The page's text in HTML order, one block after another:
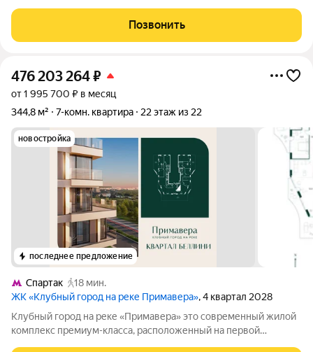
Покровское-Стрешнево. Под панорамными окнами квартир
находится собственный экопарк с
Позвонить
476 203 264₽
от 1 995 700 ₽ в месяц
344,8 м²
7-комн. квартира 22 этаж из 22
новостройка
последнее предложение
Спартак
18 мин.
ЖК «Клубный город на реке Примавера», 4 квартал 2028
Клубный город на реке «Примавера» это современный жилой
комплекс премиум-класса, расположенный на первой